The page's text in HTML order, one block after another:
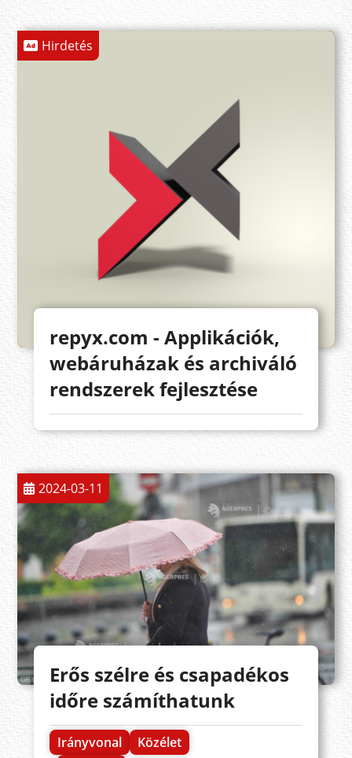
Hirdetés
repyx.com - Applikációk,
webáruházak és archiváló
rendszerek fejlesztése
2024-03-11
Erős szélre és csapadékos
időre számíthatunk
Irányvonal
Közélet